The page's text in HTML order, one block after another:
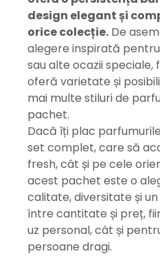
design elegant și
orice colecție. De
alegere inspirată
sau alte ocazii speciale,
oferă varietate și
mai multe stiluri de
pachet.
Dacă îți plac
set complet, care să
fresh, cât și pe cele
acest pachet este o
calitate, diversitate și
între cantitate și preț,
uz personal, cât și
persoane dragi.